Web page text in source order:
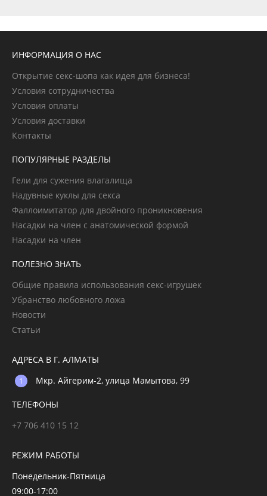
ИНФОРМАЦИЯ О НАС
Открытие секс-шопа как идея для бизнеса!
Условия сотрудничества
Условия оплаты
Условия доставки
Контакты
ПОПУЛЯРНЫЕ РАЗДЕЛЫ
Гели для сужения влагалища
Надувные куклы для секса
Фаллоимитатор для двойного проникновения
Насадки на член с анатомической формой
Насадки на член
ПОЛЕЗНО ЗНАТЬ
Общие правила использования секс-игрушек
Убранство любовного ложа
Новости
Статьи
АДРЕСА В Г. АЛМАТЫ
Мкр. Айгерим-2, улица Мамытова, 99
ТЕЛЕФОНЫ
+7 706 410 15 12
РЕЖИМ РАБОТЫ
Понедельник-Пятница
09:00-17:00